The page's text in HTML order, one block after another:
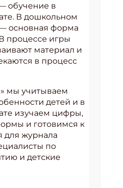
обучение в
В дошкольном
основная форма
процессе игры
материал и
в процесс
мы учитываем
детей и в
изучаем цифры,
и готовимся к
для журнала
по
и детские